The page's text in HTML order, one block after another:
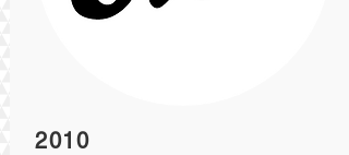
2010